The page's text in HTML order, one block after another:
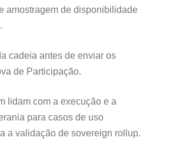
amostragem de disponibilidade
cadeia antes de enviar os
de Participação.
lidam com a execução e a
para casos de uso
a validação de sovereign rollup.